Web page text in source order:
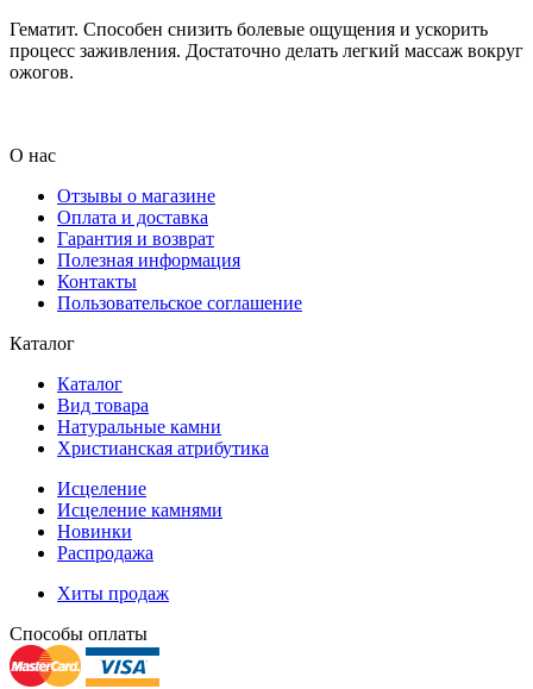
Гематит. Способен снизить болевые ощущения и ускорить
процесс заживления. Достаточно делать легкий массаж вокруг
ожогов.
О нас
Отзывы о магазине
Оплата и доставка
Гарантия и возврат
Полезная информация
Контакты
Пользовательское соглашение
Каталог
Каталог
Вид товара
Натуральные камни
Христианская атрибутика
Исцеление
Исцеление камнями
Новинки
Распродажа
Хиты продаж
Способы оплаты